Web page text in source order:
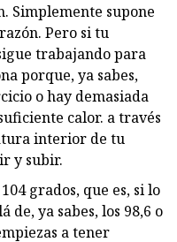
Simplemente supone
Pero si tu
trabajando para
porque, ya sabes,
o hay demasiada
calor. a través
interior de tu
y subir.
grados, que es, si lo
de, ya sabes, los 98,6 o
a tener